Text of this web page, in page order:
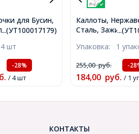
...(УТ100017179)
для Бусин,
Бронза ,
4 шт
-28%
/ 4 шт
Каллоты,
Сталь, Зажимы
1мм, Диаметр
(УТ100029339)
Упаковка: 1
255,00руб. -
184,00 руб. / 1
КОНТАКТЫ